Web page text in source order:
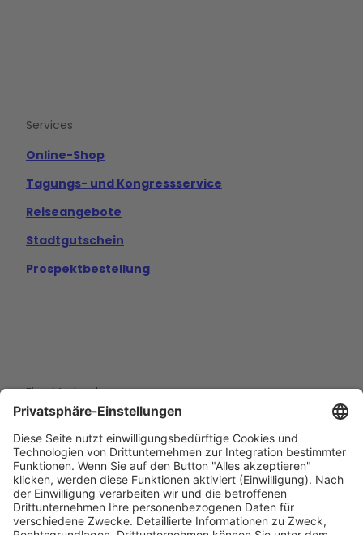
o e
m
Services
Online-Shop
Tagungs- und Kongressservice
Reiseangebote
Stadtgutschein
Prospektbestellung
Eine Marke der
Wolfsburg Wirtschaft und Marketing GmbH
Porschestraße 26
38440 Wolfsburg